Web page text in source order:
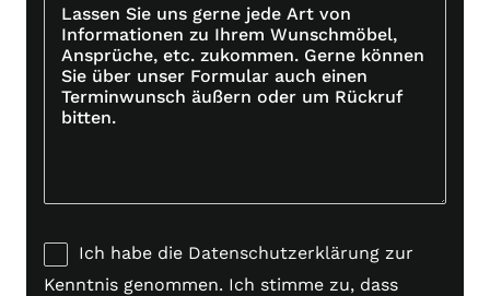
G
D
Ich habe die Datenschutzerklärung zur
Kenntnis genommen. Ich stimme zu, dass